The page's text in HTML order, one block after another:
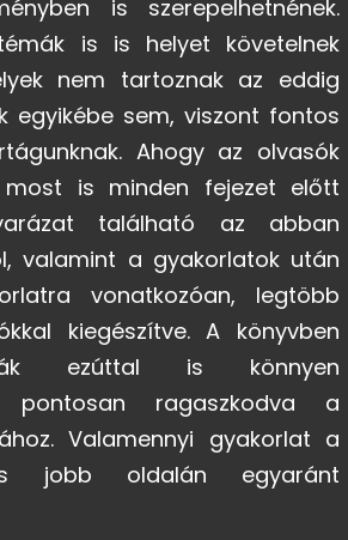
is szerepelhetnének.
is is helyet követelnek
nem tartoznak az eddig
egyikébe sem, viszont fontos
Ahogy az olvasók
most is minden fejezet előtt
található az abban
valamint a gyakorlatok után
vonatkozóan, legtöbb
kiegészítve. A könyvben
ezúttal is könnyen
pontosan ragaszkodva a
Valamennyi gyakorlat a
jobb oldalán egyaránt